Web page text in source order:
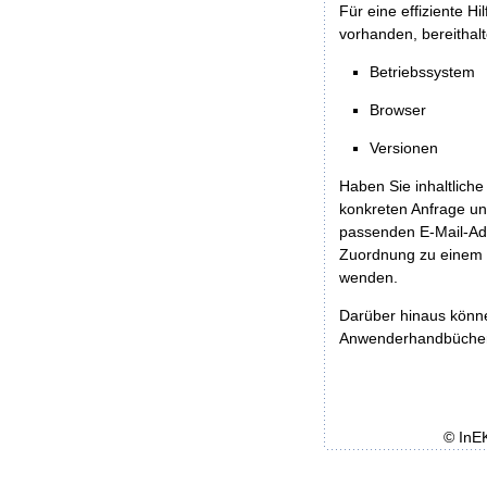
Für eine effiziente
vorhanden,
Betriebssystem
Browser
Versionen
Haben Sie
konkreten Anfrage
passenden E-Mail-
Zuordnung zu
wenden.
Darüber hinaus
©